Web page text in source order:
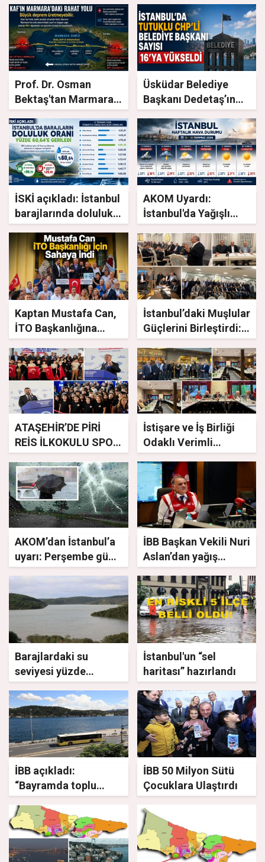
Prof. Dr. Osman
Bektaş'tan Marmara
için kritik açıklama!
Üsküdar Belediye
Başkanı Dedetaş’ın
Tutuklanmasıyla
İstanbul’daki Tutuklu
CHP’li Belediye
Başkanı Sayısı 16
Oldu
İSKİ açıkladı: İstanbul
barajlarında doluluk
geriledi
AKOM Uyardı:
İstanbul'da Yağışlı
Kaptan Mustafa Can,
İTO Başkanlığına
Adaylığını Resmen
Açıkladı
İstanbul’daki Muşlular
Güçlerini Birleştirdi:
Muş Dernekler
Federasyonu Resmen
Kuruldu
ATAŞEHİR’DE PİRİ
REİS İLKOKULU SPOR
HİZMETE AÇILDI
İstişare ve İş Birliği
Odaklı Verimli
AKOM’dan İstanbul’a
uyarı: Perşembe günü
İBB Başkan Vekili Nuri
Aslan’dan yağış
Barajlardaki su
seviyesi yüzde
58,03’e yükseldi
İstanbul'un “sel
haritası” hazırlandı
İBB açıkladı:
“Bayramda toplu
olacak”
İBB 50 Milyon Sütü
Çocuklara Ulaştırdı